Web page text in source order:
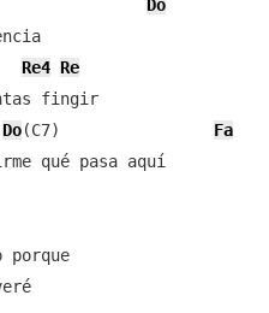
Do
Re4 Re
fingir
Do
Fa
qué pasa aquí
porque